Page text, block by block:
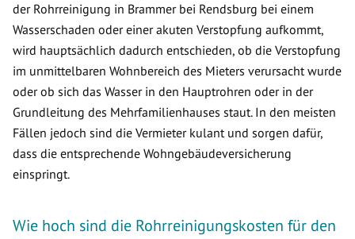
der Rohrreinigung in Brammer bei Rendsburg bei einem
Wasserschaden oder einer akuten Verstopfung aufkommt,
wird hauptsächlich dadurch entschieden, ob die Verstopfung
im unmittelbaren Wohnbereich des Mieters verursacht wurde
oder ob sich das Wasser in den Hauptrohren oder in der
Grundleitung des Mehrfamilienhauses staut. In den meisten
Fällen jedoch sind die Vermieter kulant und sorgen dafür,
dass die entsprechende Wohngebäudeversicherung
einspringt.
Wie hoch sind die Rohrreinigungskosten für den